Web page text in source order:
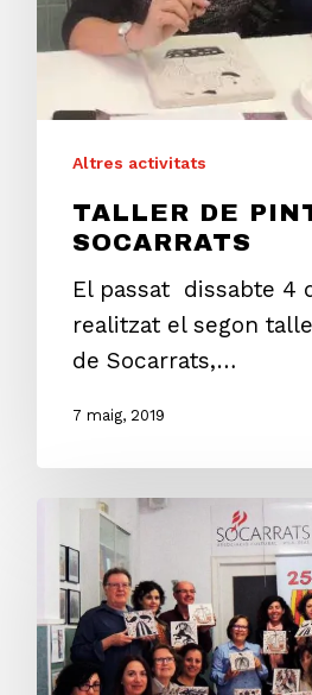
Altres activitats
TALLER DE
SOCARRATS
El passat dissabte 4
realitzat el segon
de Socarrats,…
7 maig, 2019